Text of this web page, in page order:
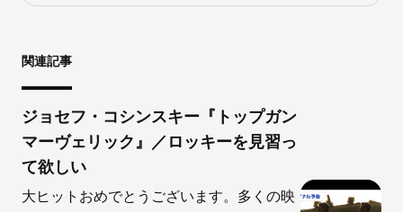
関連記事
ジョセフ・コシンスキー『トップガン
マーヴェリック』／ロッキーを見習っ
て欲しい
大ヒットおめでとうございます。多くの映